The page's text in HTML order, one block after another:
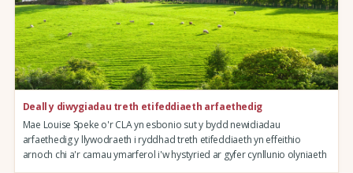
Deall y diwygiadau treth etifeddiaeth arfaethedig
Mae Louise Speke o'r CLA yn esbonio sut y bydd newidiadau
arfaethedig y llywodraeth i ryddhad treth etifeddiaeth yn effeithio
arnoch chi a'r camau ymarferol i'w hystyried ar gyfer cynllunio olyniaeth